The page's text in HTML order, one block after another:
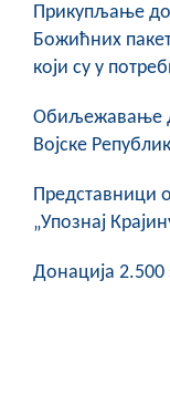
Прикупљање
Божићних
који су у
Обиљежавање
Војске
Представници
„Упознај
Донација 2.500